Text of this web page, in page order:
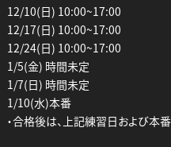
12/10(日) 10:00~17:00
12/17(日) 10:00~17:00
12/24(日) 10:00~17:00
1/5(金) 時間未定
1/7(日) 時間未定
1/10(水)本番
・合格後は、上記練習日および本